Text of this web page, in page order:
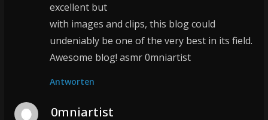
excellent but
with images and clips, this blog could
undeniably be one of the very best in its field.
Awesome blog! asmr 0mniartist
Antworten
0mniartist